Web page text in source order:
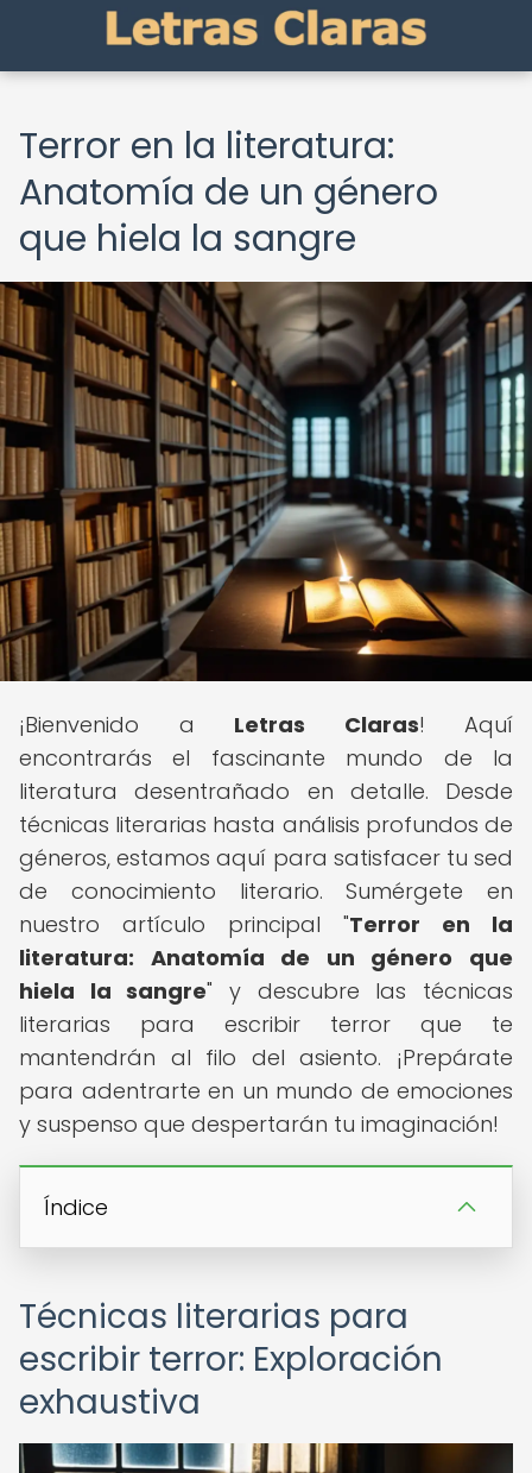
Terror en la literatura:
Anatomía de un género
que hiela la sangre
¡Bienvenido a Letras Claras! Aquí
encontrarás el fascinante mundo de la
literatura desentrañado en detalle. Desde
técnicas literarias hasta análisis profundos de
géneros, estamos aquí para satisfacer tu sed
de conocimiento literario. Sumérgete en
nuestro artículo principal "Terror en la
literatura: Anatomía de un género que
hiela la sangre" y descubre las técnicas
literarias para escribir terror que te
mantendrán al filo del asiento. ¡Prepárate
para adentrarte en un mundo de emociones
y suspenso que despertarán tu imaginación!
Índice
Técnicas literarias para
escribir terror: Exploración
exhaustiva